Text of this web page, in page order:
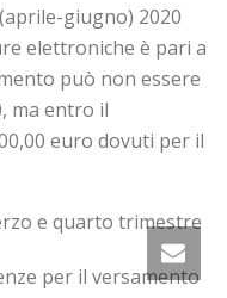
giugno) 2020
elettroniche è pari a
può non essere
ma entro il
euro dovuti per il
e quarto trimestre
per il versamento